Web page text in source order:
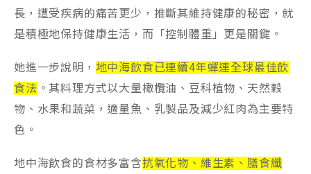
長，遭受疾病的痛苦更少，推斷其維持健康的秘密，就
是積極地保持健康生活，而「控制體重」更是關鍵。
她進一步說明， 地中海飲食已連續4年蟬連全球最佳飲
食法 。其料理方式以大量橄欖油、豆科植物、天然穀
物、水果和蔬菜，適量魚、乳製品及減少紅肉為主要特
色。
地中海飲食的食材多富含抗氧化物、維生素、膳食纖